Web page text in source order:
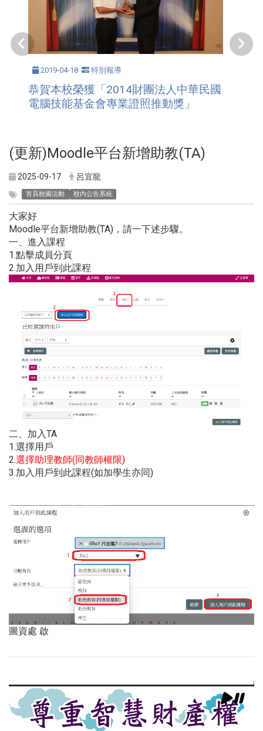
2019-04-18 特別報導
恭賀本校榮獲「2014財團法人中華民國
電腦技能基金會專業證照推動獎」
(更新)Moodle平台新增助教(TA)
2025-09-17 呂宜龍
首頁校園活動 校內公告系統
大家好
Moodle平台新增助教(TA)，請一下述步驟。
一、進入課程
1.點擊成員分頁
2.加入用戶到此課程
二、加入TA
1.選擇用戶
2.選擇助理教師(同教師權限)
3.加入用戶到此課程(如加學生亦同)
圖資處 啟